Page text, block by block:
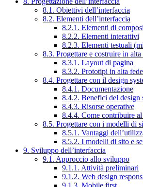
8.1. Obiettivi dell’interfaccia
8.2. Elementi dell’interfaccia
8.2.1. Elementi di
8.2.2. Elementi interattivi
8.2.3. Elementi testuali
8.3. Progettare e costruire in alta
8.3.1. Layout di pagina
8.3.2. Prototipi in alta
8.4. Progettare con il design
8.4.1. Documentazione
8.4.2. Benefici del design
8.4.3. Risorse operative
8.4.4. Come contribuire
8.5. Progettare con i modelli di
8.5.1. Vantaggi
8.5.2. I modelli di sito e
9. Sviluppo dell’interfaccia
9.1. Approccio allo sviluppo
9.1.1. Attività preliminari
9.1.2. Web design
9.1.3. Mobile first